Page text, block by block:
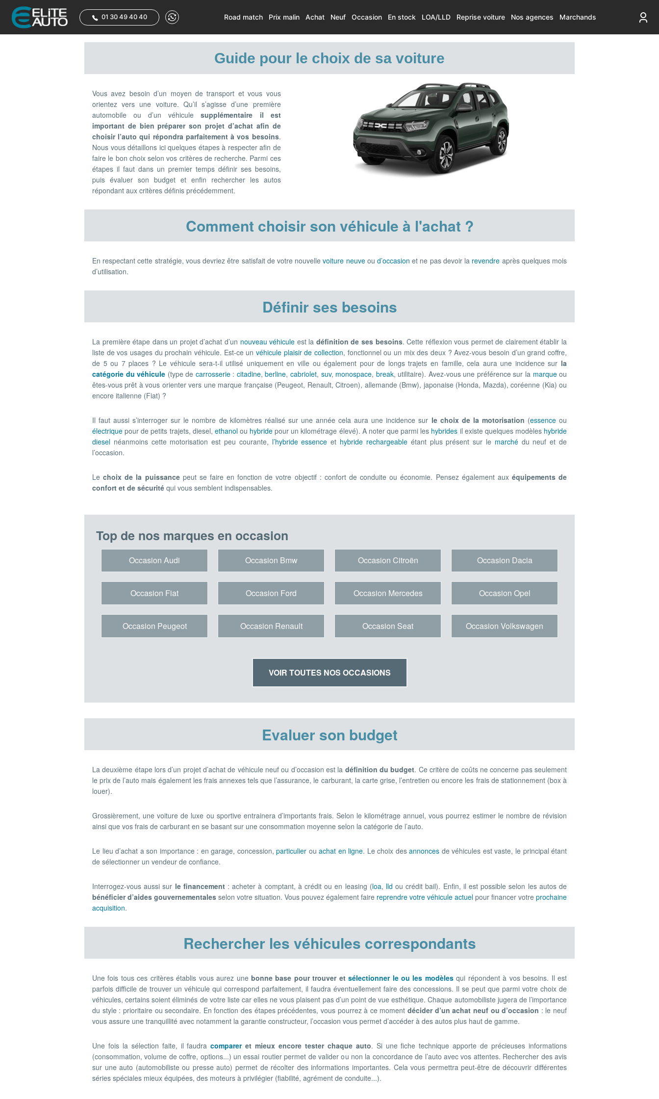
01 30 49 40 40 Road match Prix malin Achat Neuf Occasion En stock LOA/LLD Reprise voiture Nos agences Marchands
Guide pour le choix de sa voiture
Vous avez besoin d’un moyen de transport et vous vous
orientez vers une voiture. Qu’il s’agisse d’une première
automobile ou d’un véhiculesupplémentaire il est
important de bien préparer son projet d’achat afin de
choisir l’auto qui répondra parfaitement à vos besoins.
Nous vous détaillons ici quelques étapes à respecter afin de
faire le bon choix selon vos critères de recherche. Parmi ces
étapes il faut dans un premier temps définir ses besoins,
puis évaluer son budget et enfin rechercher les autos
répondant aux critères définis précédemment.
Comment choisir son véhicule à l'achat ?
En respectant cette stratégie, vous devriez être satisfait de votre nouvellevoiture neuveoud’occasion et ne pas devoir la revendre après quelques mois
d’utilisation.
Définir ses besoins
La première étape dans un projet d’achat d’un nouveau véhicule est la définition de ses besoins. Cette réflexion vous permet de clairement établir la
liste de vos usages du prochain véhicule. Est-ce un véhicule plaisir de collection, fonctionnel ou un mix des deux ? Avez-vous besoin d’un grand coffre,
de 5 ou 7 places ? Le véhicule sera-t-il utilisé uniquement en ville ou également pour de longs trajets en famille, cela aura une incidence sur la
catégorie du véhicule (type de carrosserie: citadine,berline,cabriolet, suv, monospace, break, utilitaire). Avez-vous une préférence sur la marqueou
êtes-vous prêt à vous orienter vers une marque française (Peugeot, Renault, Citroen), allemande (Bmw), japonaise (Honda, Mazda), coréenne (Kia) ou
encore italienne (Fiat) ?
Il faut aussi s’interroger sur le nombre de kilomètres réalisé sur une année cela aura une incidence sur le choix de la motorisation (essenceou
électrique pour de petits trajets, diesel, ethanolou hybride pour un kilométrage élevé). A noter que parmi les hybrides il existe quelques modèles hybride
diesel néanmoins cette motorisation est peu courante, l’hybride essence et hybride rechargeableétant plus présent sur le marchédu neuf et de
l’occasion.
Lechoix de la puissancepeut se faire en fonction de votre objectif : confort de conduite ou économie. Pensez également aux équipements de
confort et de sécurité qui vous semblent indispensables.
Top de nos marques en occasion
Occasion Audi Occasion Bmw Occasion Citroën Occasion Dacia
Occasion Fiat Occasion Ford Occasion Mercedes Occasion Opel
Occasion Peugeot Occasion Renault Occasion Seat Occasion Volkswagen
VOIR TOUTES NOS OCCASIONS
Evaluer son budget
La deuxième étape lors d’un projet d’achat de véhicule neuf ou d’occasion est la définition du budget. Ce critère de coûts ne concerne pas seulement
le prix de l’auto mais également les frais annexes tels que l’assurance, le carburant, la carte grise, l’entretien ou encore les frais de stationnement (box à
louer).
Grossièrement, une voiture de luxe ou sportive entrainera d’importants frais. Selon le kilométrage annuel, vous pourrez estimer le nombre de révision
ainsi que vos frais de carburant en se basant sur une consommation moyenne selon la catégorie de l’auto.
Le lieu d’achat a son importance : en garage, concession,particulier ouachat en ligne. Le choix desannonces de véhicules est vaste, le principal étant
de sélectionner un vendeur de confiance.
Interrogez-vous aussi sur le financement: acheter à comptant, à crédit ou en leasing (loa, lld ou crédit bail). Enfin, il est possible selon les autos de
bénéficier d’aides gouvernementales selon votre situation. Vous pouvez également faire reprendre votre véhicule actuel pour financer votre prochaine
acquisition.
Rechercher les véhicules correspondants
Une fois tous ces critères établis vous aurez une bonne base pour trouver etsélectionner le ou les modèles qui répondent à vos besoins. Il est
parfois difficile de trouver un véhicule qui correspond parfaitement, il faudra éventuellement faire des concessions. Il se peut que parmi votre choix de
véhicules, certains soient éliminés de votre liste car elles ne vous plaisent pas d’un point de vue esthétique. Chaque automobiliste jugera de l’importance
du style : prioritaire ou secondaire. En fonction des étapes précédentes, vous pourrez à ce moment décider d’un achat neuf ou d’occasion : le neuf
vous assure une tranquillité avec notamment la garantie constructeur, l’occasion vous permet d’accéder à des autos plus haut de gamme.
Une fois la sélection faite, il faudracompareret mieux encore tester chaque auto. Si une fiche technique apporte de précieuses informations
(consommation, volume de coffre, options...) un essai routier permet de valider ou non la concordance de l’auto avec vos attentes. Rechercher des avis
sur une auto (automobiliste ou presse auto) permet de récolter des informations importantes. Cela vous permettra peut-être de découvrir différentes
séries spéciales mieux équipées, des moteurs à privilégier (fiabilité, agrément de conduite...).